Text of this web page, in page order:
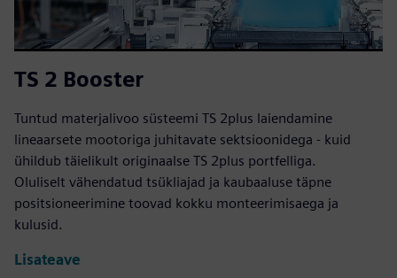
TS 2 Booster
Tuntud materjalivoo süsteemi TS 2plus laiendamine
lineaarsete mootoriga juhitavate sektsioonidega - kuid
ühildub täielikult originaalse TS 2plus portfelliga.
Oluliselt vähendatud tsükliajad ja kaubaaluse täpne
positsioneerimine toovad kokku monteerimisaega ja
kulusid.
Lisateave